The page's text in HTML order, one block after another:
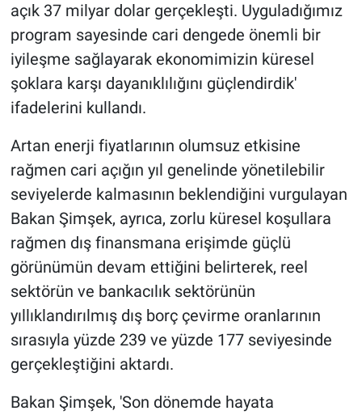
açık 37 milyar dolar gerçekleşti. Uyguladığımız
program sayesinde cari dengede önemli bir
iyileşme sağlayarak ekonomimizin küresel
şoklara karşı dayanıklılığını güçlendirdik'
ifadelerini kullandı.
Artan enerji fiyatlarının olumsuz etkisine
rağmen cari açığın yıl genelinde yönetilebilir
seviyelerde kalmasının beklendiğini vurgulayan
Bakan Şimşek, ayrıca, zorlu küresel koşullara
rağmen dış finansmana erişimde güçlü
görünümün devam ettiğini belirterek, reel
sektörün ve bankacılık sektörünün
yıllıklandırılmış dış borç çevirme oranlarının
sırasıyla yüzde 239 ve yüzde 177 seviyesinde
gerçekleştiğini aktardı.
Bakan Şimşek, 'Son dönemde hayata